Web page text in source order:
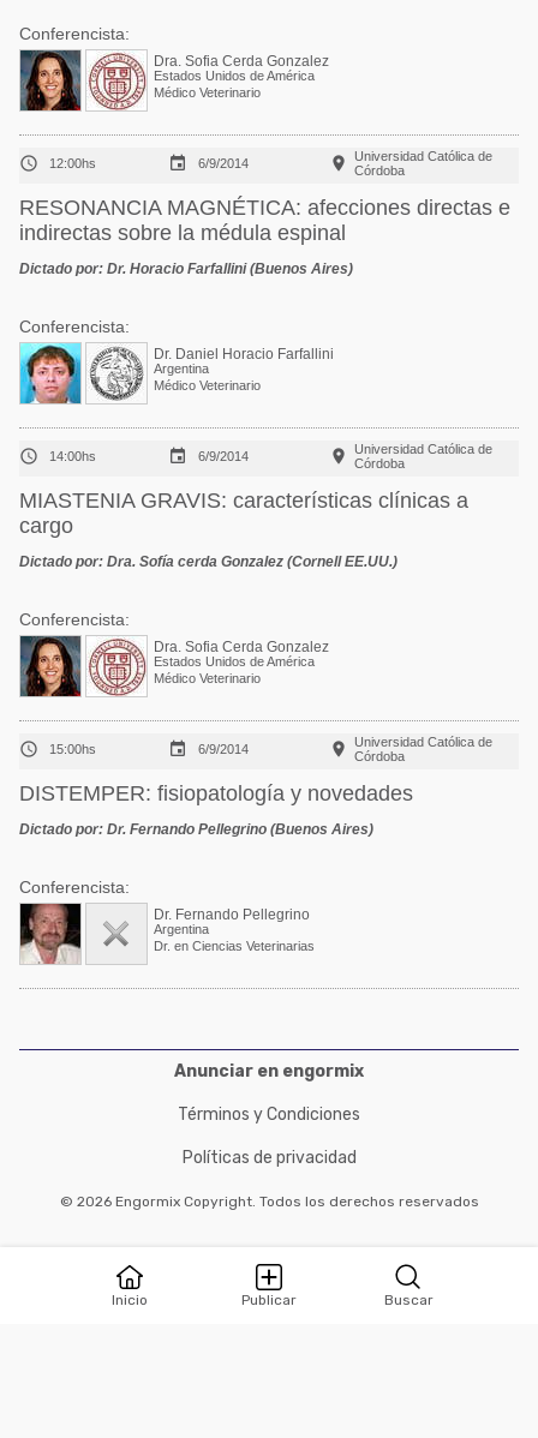
Inicio Publicar Buscar
Conferencista:
Dra. Sofia Cerda Gonzalez
Estados Unidos de América
Médico Veterinario
 12:00hs  6/9/2014 
Universidad Católica de
Córdoba
RESONANCIA MAGNÉTICA: afecciones directas e
indirectas sobre la médula espinal
Dictado por: Dr. Horacio Farfallini (Buenos Aires)
Conferencista:
Dr. Daniel Horacio Farfallini
Argentina
Médico Veterinario
 14:00hs  6/9/2014 
Universidad Católica de
Córdoba
MIASTENIA GRAVIS: características clínicas a
cargo
Dictado por: Dra. Sofía cerda Gonzalez (Cornell EE.UU.)
Conferencista:
Dra. Sofia Cerda Gonzalez
Estados Unidos de América
Médico Veterinario
 15:00hs  6/9/2014 
Universidad Católica de
Córdoba
DISTEMPER: fisiopatología y novedades
Dictado por: Dr. Fernando Pellegrino (Buenos Aires)
Conferencista:
Dr. Fernando Pellegrino
Argentina
Dr. en Ciencias Veterinarias
Anunciar en engormix
Términos y Condiciones
Políticas de privacidad
© 2026 Engormix Copyright. Todos los derechos reservados